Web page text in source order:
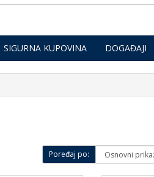
SIGURNA KUPOVINA DOGAĐAJI
Poređaj po: